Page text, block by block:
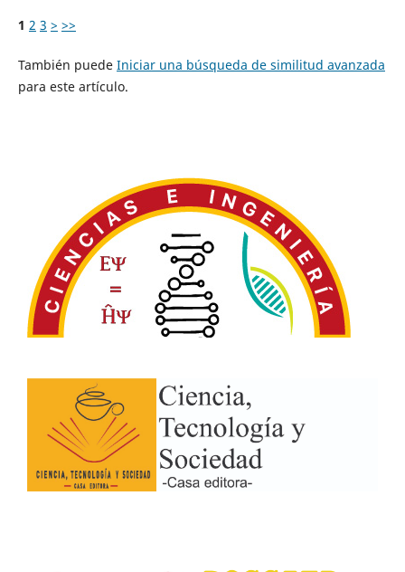
1 2 3 > >>
También puede Iniciar una búsqueda de similitud avanzada
para este artículo.